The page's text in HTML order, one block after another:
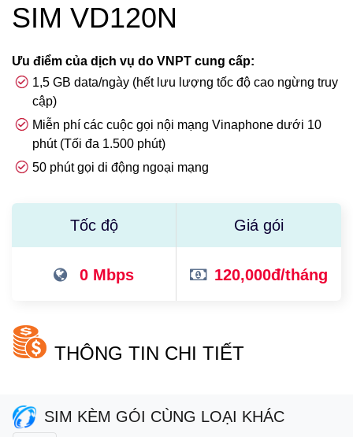
SIM VD120N
Ưu điểm của dịch vụ do VNPT cung cấp:
1,5 GB data/ngày (hết lưu lượng tốc độ cao ngừng truy
cập)
Miễn phí các cuộc gọi nội mạng Vinaphone dưới 10
phút (Tối đa 1.500 phút)
50 phút gọi di động ngoại mạng
Tốc độ
0 Mbps
Giá gói
120,000đ/tháng
THÔNG TIN CHI TIẾT
SIM KÈM GÓI CÙNG LOẠI KHÁC